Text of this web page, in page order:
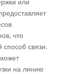
что
связи.
на линию